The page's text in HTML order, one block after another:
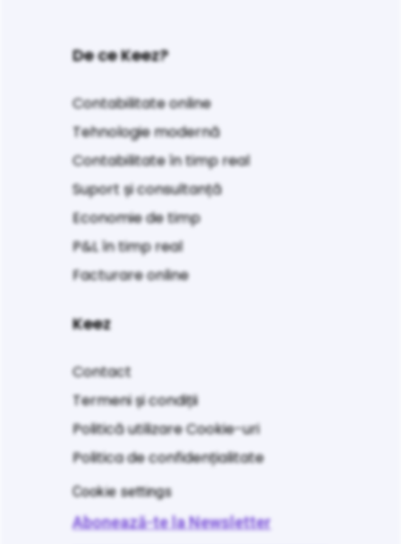
De ce Keez?
Contabilitate online
Tehnologie modernă
Contabilitate în timp real
Suport și consultanță
Economie de timp
P&L în timp real
Facturare online
Keez
Contact
Termeni și condiții
Politică utilizare Cookie-uri
Politica de confidențialitate
Cookie settings
Abonează-te la Newsletter